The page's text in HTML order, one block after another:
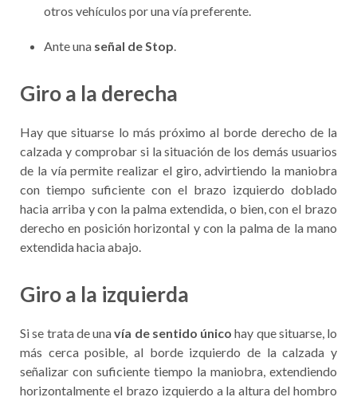
otros vehículos por una vía preferente.
Ante una señal de Stop.
Giro a la derecha
Hay que situarse lo más próximo al borde derecho de la
calzada y comprobar si la situación de los demás usuarios
de la vía permite realizar el giro, advirtiendo la maniobra
con tiempo suficiente con el brazo izquierdo doblado
hacia arriba y con la palma extendida, o bien, con el brazo
derecho en posición horizontal y con la palma de la mano
extendida hacia abajo.
Giro a la izquierda
Si se trata de unavía de sentido único hay que situarse, lo
más cerca posible, al borde izquierdo de la calzada y
señalizar con suficiente tiempo la maniobra, extendiendo
horizontalmente el brazo izquierdo a la altura del hombro